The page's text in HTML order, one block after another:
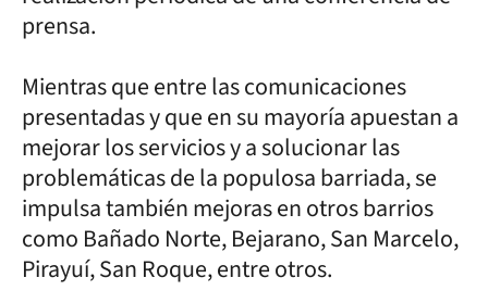
prensa.
Mientras que entre las comunicaciones
presentadas y que en su mayoría apuestan a
mejorar los servicios y a solucionar las
problemáticas de la populosa barriada, se
impulsa también mejoras en otros barrios
como Bañado Norte, Bejarano, San Marcelo,
Pirayuí, San Roque, entre otros.